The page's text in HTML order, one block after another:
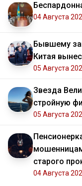
04 Августа
Бывшему
Китая
05 Августа
Звезда
стройную
05 Августа
старого
04 Августа